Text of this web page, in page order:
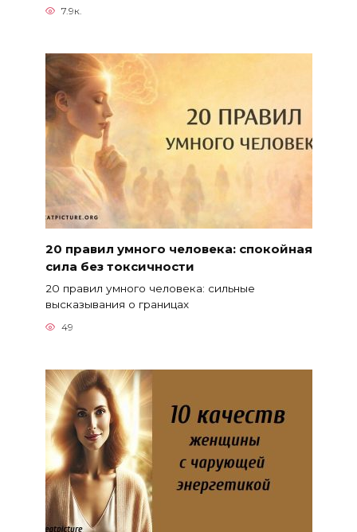
7.9к.
20 правил умного человека: спокойная
сила без токсичности
20 правил умного человека: сильные
высказывания о границах
49